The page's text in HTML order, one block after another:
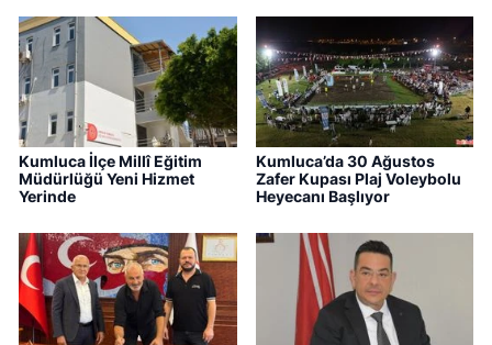
Kumluca İlçe Millî Eğitim
Müdürlüğü Yeni Hizmet
Yerinde
Kumluca’da 30 Ağustos
Zafer Kupası Plaj Voleybolu
Heyecanı Başlıyor